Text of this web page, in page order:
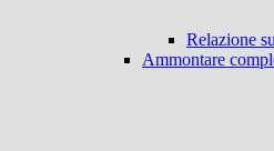
Relazione
Ammontare